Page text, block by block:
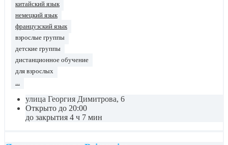
китайский язык
немецкий язык
французский язык
взрослые группы
детские группы
дистанционное обучение
для взрослых
...
улица Георгия Димитрова, 6
Открыто до 20:00
до закрытия 4 ч 7 мин